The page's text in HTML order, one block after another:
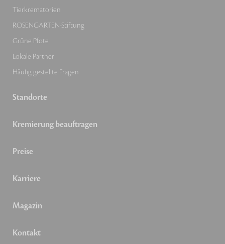
Tierkrematorien
ROSENGARTEN-Stiftung
Grüne Pfote
Lokale Partner
Häufig gestellte Fragen
Standorte
Kremierung beauftragen
Preise
Karriere
Magazin
Kontakt